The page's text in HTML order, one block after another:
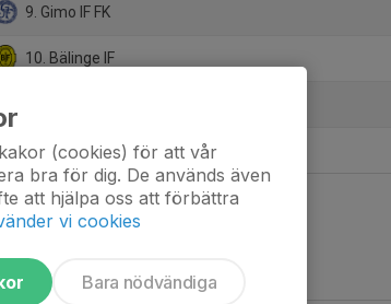
9. Gimo IF FK
10. Bälinge IF
12. Sunnersta AIF
(cookies) för att vår
bra för dig. De används även
att hjälpa oss att förbättra
vi cookies
Bara nödvändiga